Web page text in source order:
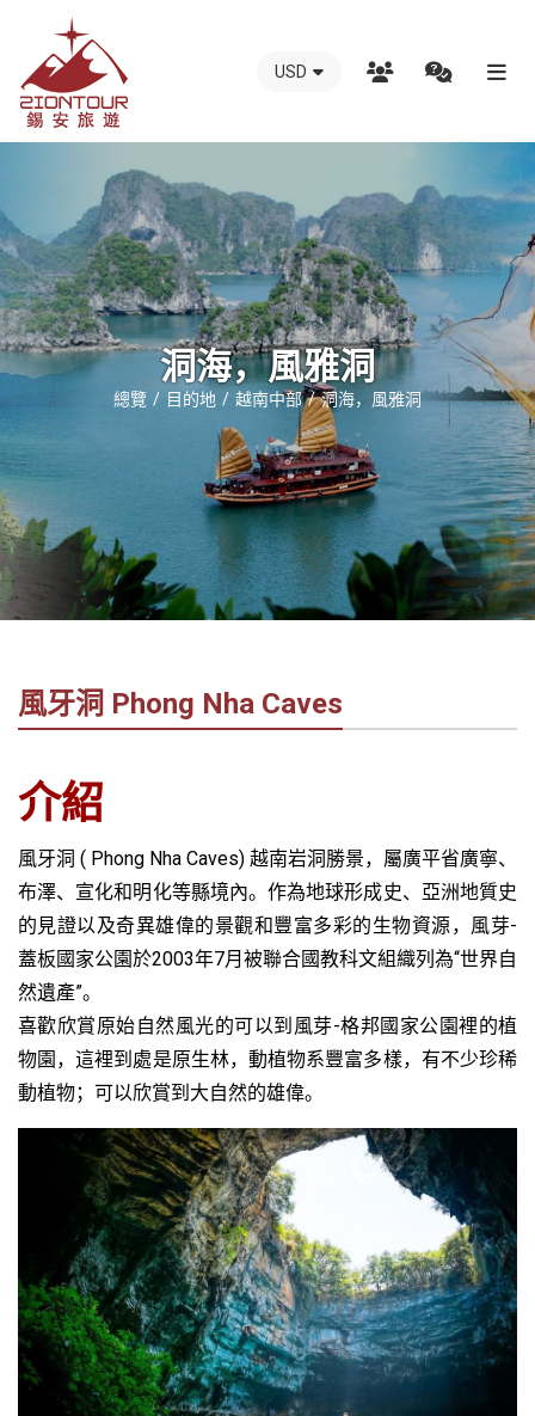
越
安
國
際
旅
行
社
南
接
錫
遊
在
南
最
好
的
合
夥
伴！
越
南
USD
洞海，風雅洞
總覽 目的地 越南中部 洞海，風雅洞
風牙洞 Phong Nha Caves
介紹
風牙洞 ( Phong Nha Caves) 越南岩洞勝景，屬廣平省廣寧、
布澤、宣化和明化等縣境內。作為地球形成史、亞洲地質史
的見證以及奇異雄偉的景觀和豐富多彩的生物資源，風芽-
蓋板國家公園於2003年7月被聯合國教科文組織列為“世界自
然遺產”。
喜歡欣賞原始自然風光的可以到風芽-格邦國家公園裡的植
物園，這裡到處是原生林，動植物系豐富多樣，有不少珍稀
動植物；可以欣賞到大自然的雄偉。